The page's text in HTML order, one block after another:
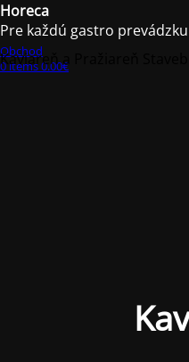
Obchod
0 items0.00€
Horeca
Pre každú gastro
Kaviareň a Pražiareň